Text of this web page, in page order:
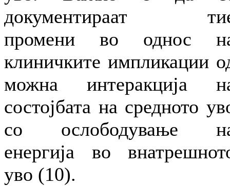
документираат
промени во однос
клиничките импликации
можна интеракција
состојбата на средното
со ослободување
енергија во
уво (10).